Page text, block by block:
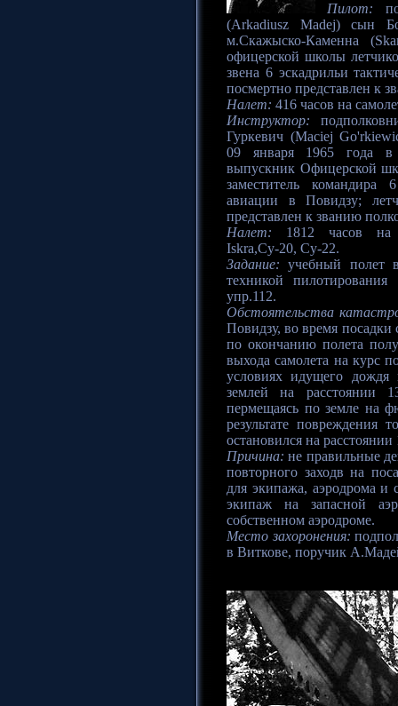
Пилот:
(Arkadiusz Madej) сын
м.Скажыско-Каменна
офицерской школы
звена 6 эскадрильи
посмертно представлен к
Налет: 416 часов на
Инструктор:
Гуркевич (Maciej
09 января 1965 года в
выпускник Офицерской
заместитель командира
авиации в Повидзу;
представлен к званию
Налет: 1812 часов на
Iskra,Су-20, Су-22.
Задание: учебный полет
техникой
упр.112.
Обстоятельства
Повидзу, во время
по окончанию полета
выхода самолета на курс
условиях идущего дождя
землей на расстоянии
пермещаясь по земле на
результате повреждения
остановился на
Причина: не правильные
повторного заходв на
для экипажа, аэродрома и
экипаж на запасной
собственном аэродроме.
Место захоронения:
в Виткове, поручик